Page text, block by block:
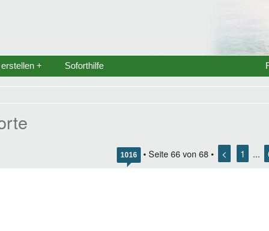
+ Soforthilfe
1016 • Seite 66 von 68 • < 1 ...